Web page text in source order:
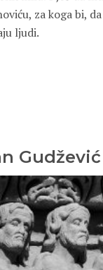
za koga bi,
ljudi.
Gudžević